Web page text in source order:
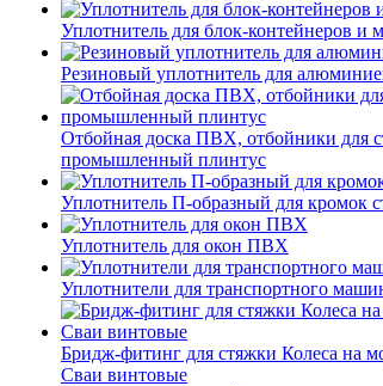
Уплотнитель для блок-контейнеров и
Резиновый уплотнитель для
Отбойная доска ПВХ, отбойники для
промышленный плинтус
Уплотнитель П-образный для кромок
Уплотнитель для окон ПВХ
Уплотнители для транспортного
Бридж-фитинг для стяжки Колеса на
Сваи винтовые